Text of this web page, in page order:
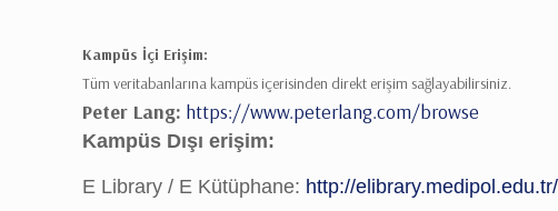
Kampüs İçi Erişim:
Tüm veritabanlarına kampüs içerisinden direkt erişim sağlayabilirsiniz.
Peter Lang: https://www.peterlang.com/browse
Kampüs Dışı erişim:
E Library / E Kütüphane: http://elibrary.medipol.edu.tr/